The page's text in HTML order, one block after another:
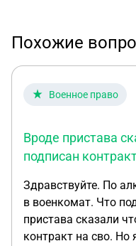
Похожие
Военное право
Вроде пристава
подписан
Здравствуйте. По
в военкомат. Что
пристава сказали
контракт на сво. Но